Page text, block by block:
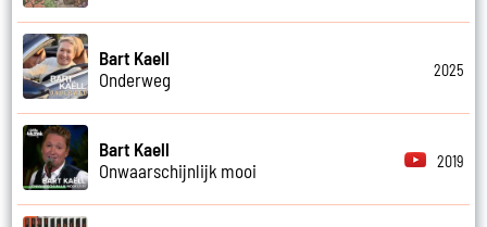
Bart Kaell
Onderweg
2025
Bart Kaell
Onwaarschijnlijk mooi
2019